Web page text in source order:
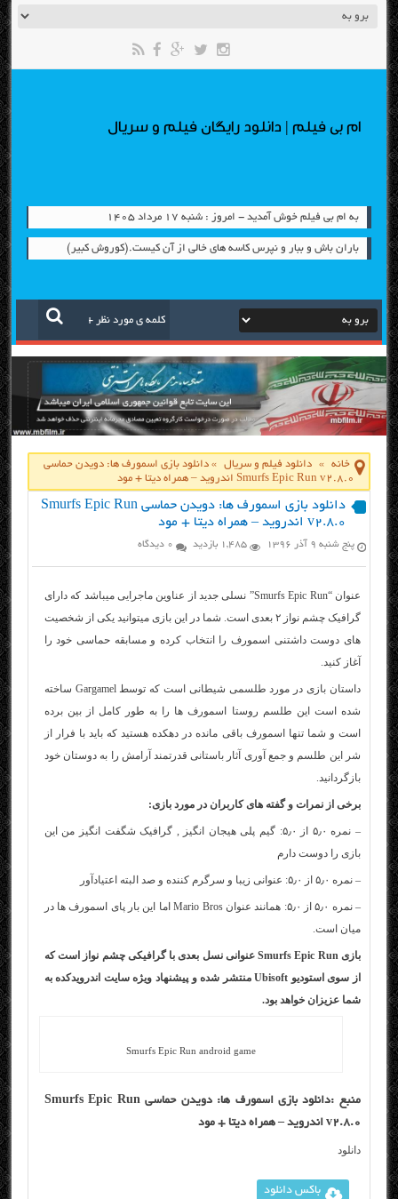
ام بی فیلم | دانلود رایگان فیلم و سریال
به ام بی فیلم خوش آمدید - امروز : شنبه ۱۷ مرداد ۱۴۰۵
باران باش و ببار و نپرس کاسه های خالی از آن کیست.(کوروش کبیر)
خانه » دانلود فیلم و سریال »دانلود بازی اسمورف ها: دویدن حماسی
Smurfs Epic Run v2.8.0 اندروید – همراه دیتا + مود
دانلود بازی اسمورف ها: دویدن حماسی Smurfs Epic Run
v2.8.0 اندروید – همراه دیتا + مود
پنج شنبه ۹ آذر ۱۳۹۶ 1,485 بازدید 0 دیدگاه
عنوان “Smurfs Epic Run” نسلی جدید از عناوین ماجرایی میباشد که دارای
گرافیک چشم نواز ۲ بعدی است. شما در این بازی میتوانید یکی از شخصیت
های دوست داشتنی اسمورف را انتخاب کرده و مسابقه حماسی خود را
آغاز کنید.
داستان بازی در مورد طلسمی شیطانی است که توسط Gargamel ساخته
شده است این طلسم روستا اسمورف ها را به طور کامل از بین برده
است و شما تنها اسمورف باقی مانده در دهکده هستید که باید با فرار از
شر این طلسم و جمع آوری آثار باستانی قدرتمند آرامش را به دوستان خود
بازگردانید.
برخی از نمرات و گفته های کاربران در مورد بازی:
– نمره ۵٫۰ از ۵٫۰: گیم پلی هیجان انگیز , گرافیک شگفت انگیز من این
بازی را دوست دارم
– نمره ۵٫۰ از ۵٫۰: عنوانی زیبا و سرگرم کننده و صد البته اعتیادآور
– نمره ۵٫۰ از ۵٫۰: همانند عنوان Mario Bros اما این بار پای اسمورف ها در
میان است.
بازی Smurfs Epic Run عنوانی نسل بعدی با گرافیکی چشم نواز است که
از سوی استودیو Ubisoft منتشر شده و پیشنهاد ویژه سایت اندرویدکده به
شما عزیزان خواهد بود.
Smurfs Epic Run android game
منبع :دانلود بازی اسمورف ها: دویدن حماسی Smurfs Epic Run
v2.8.0 اندروید – همراه دیتا + مود
دانلود
باکس دانلود